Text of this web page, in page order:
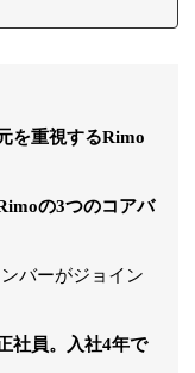
を重視するRimo
の3つのコアバ
バーがジョイン
社員。入社4年で